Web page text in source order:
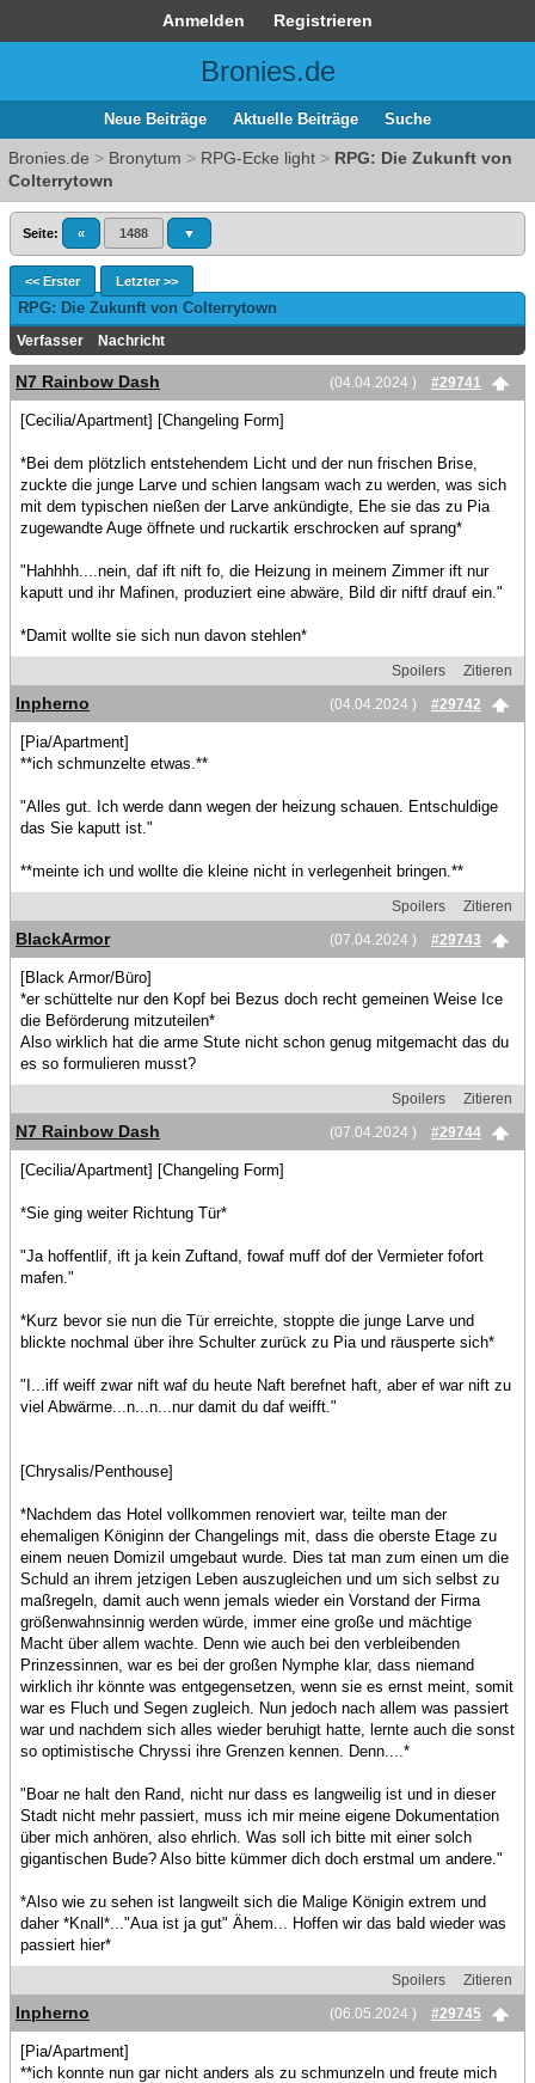
Anmelden Registrieren
Bronies.de
Neue Beiträge Aktuelle Beiträge Suche
Bronies.de > Bronytum > RPG-Ecke light > RPG: Die Zukunft von
Colterrytown
Seite: « 1488 ▼
<< Erster Letzter >>
RPG: Die Zukunft von Colterrytown
Verfasser Nachricht
(04.04.2024 ) #29741
N7 Rainbow Dash
[Cecilia/Apartment] [Changeling Form]
*Bei dem plötzlich entstehendem Licht und der nun frischen Brise,
zuckte die junge Larve und schien langsam wach zu werden, was sich
mit dem typischen nießen der Larve ankündigte, Ehe sie das zu Pia
zugewandte Auge öffnete und ruckartik erschrocken auf sprang*
"Hahhhh....nein, daf ift nift fo, die Heizung in meinem Zimmer ift nur
kaputt und ihr Mafinen, produziert eine abwäre, Bild dir niftf drauf ein."
*Damit wollte sie sich nun davon stehlen*
Spoilers
Zitieren
(04.04.2024 )
#29742
Inpherno
[Pia/Apartment]
**ich schmunzelte etwas.**
"Alles gut. Ich werde dann wegen der heizung schauen. Entschuldige
das Sie kaputt ist."
**meinte ich und wollte die kleine nicht in verlegenheit bringen.**
Spoilers
Zitieren
(07.04.2024 )
#29743
BlackArmor
[Black Armor/Büro]
*er schüttelte nur den Kopf bei Bezus doch recht gemeinen Weise Ice
die Beförderung mitzuteilen*
Also wirklich hat die arme Stute nicht schon genug mitgemacht das du
es so formulieren musst?
Spoilers
Zitieren
(07.04.2024 )
#29744
N7 Rainbow Dash
[Cecilia/Apartment] [Changeling Form]
*Sie ging weiter Richtung Tür*
"Ja hoffentlif, ift ja kein Zuftand, fowaf muff dof der Vermieter fofort
mafen."
*Kurz bevor sie nun die Tür erreichte, stoppte die junge Larve und
blickte nochmal über ihre Schulter zurück zu Pia und räusperte sich*
"I...iff weiff zwar nift waf du heute Naft berefnet haft, aber ef war nift zu
viel Abwärme...n...n...nur damit du daf weifft."
[Chrysalis/Penthouse]
*Nachdem das Hotel vollkommen renoviert war, teilte man der
ehemaligen Königinn der Changelings mit, dass die oberste Etage zu
einem neuen Domizil umgebaut wurde. Dies tat man zum einen um die
Schuld an ihrem jetzigen Leben auszugleichen und um sich selbst zu
maßregeln, damit auch wenn jemals wieder ein Vorstand der Firma
größenwahnsinnig werden würde, immer eine große und mächtige
Macht über allem wachte. Denn wie auch bei den verbleibenden
Prinzessinnen, war es bei der großen Nymphe klar, dass niemand
wirklich ihr könnte was entgegensetzen, wenn sie es ernst meint, somit
war es Fluch und Segen zugleich. Nun jedoch nach allem was passiert
war und nachdem sich alles wieder beruhigt hatte, lernte auch die sonst
so optimistische Chryssi ihre Grenzen kennen. Denn....*
"Boar ne halt den Rand, nicht nur dass es langweilig ist und in dieser
Stadt nicht mehr passiert, muss ich mir meine eigene Dokumentation
über mich anhören, also ehrlich. Was soll ich bitte mit einer solch
gigantischen Bude? Also bitte kümmer dich doch erstmal um andere."
*Also wie zu sehen ist langweilt sich die Malige Königin extrem und
daher *Knall*..."Aua ist ja gut" Ähem... Hoffen wir das bald wieder was
passiert hier*
Spoilers
Zitieren
(06.05.2024 )
#29745
Inpherno
[Pia/Apartment]
**ich konnte nun gar nicht anders als zu schmunzeln und freute mich